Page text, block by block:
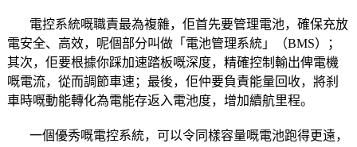
電控系統嘅職責最為複雜，佢首先要管理電池，確保充放
電安全、高效，呢個部分叫做「電池管理系統」（BMS）；
其次，佢要根據你踩加速踏板嘅深度，精確控制輸出俾電機
嘅電流，從而調節車速；最後，佢仲要負責能量回收，將刹
車時嘅動能轉化為電能存返入電池度，增加續航里程。
一個優秀嘅電控系統，可以令同樣容量嘅電池跑得更遠，